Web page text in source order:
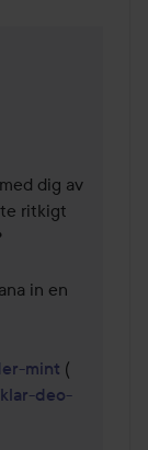
Lyko.lades 2 år
dig av
ritkigt
in en
mint (
deo-